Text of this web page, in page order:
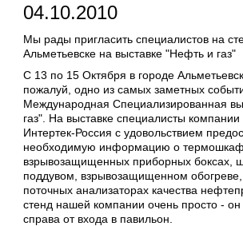
04.10.2010
Мы рады пригласить специалистов на
Альметьевске на выставке "Нефть и газ"
С 13 по 15 Октября в городе
пожалуй, одно из самых заметных
Международная Специализированная
газ". На выставке специалисты
Интертек-Россия с удовольствием
необходимую информацию о
взрывозащищенных приборных боксах,
поддувом, взрывозащищенном обогреве,
поточных анализаторах качества
стенд нашей компании очень просто - он
справа от входа в павильон.